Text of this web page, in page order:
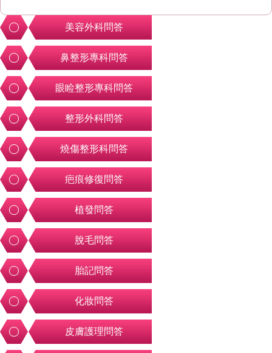
美容外科問答
鼻整形專科問答
眼睑整形專科問答
整形外科問答
燒傷整形科問答
疤痕修復問答
植發問答
脫毛問答
胎記問答
化妝問答
皮膚護理問答